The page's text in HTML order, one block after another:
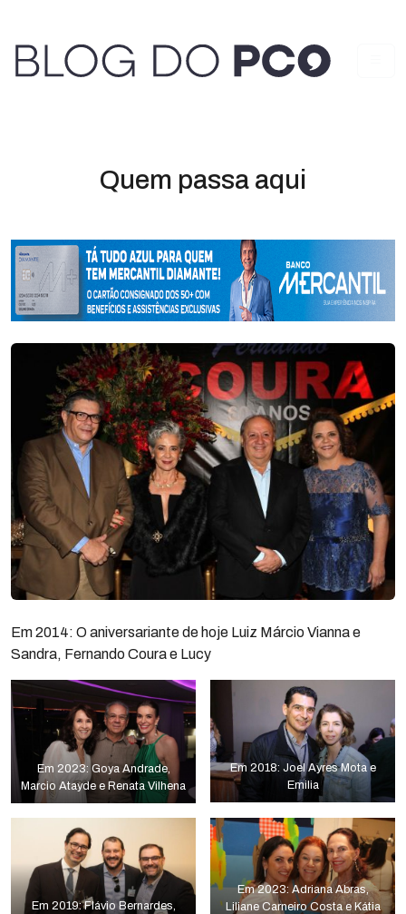
Quem passa aqui
Em 2014: O aniversariante de hoje Luiz Márcio Vianna e
Sandra, Fernando Coura e Lucy
Em 2023: Goya Andrade,
Marcio Atayde e Renata Vilhena
Em 2018: Joel Ayres Mota e
Emilia
Em 2019: Flávio Bernardes,
Em 2023: Adriana Abras,
Liliane Carneiro Costa e Kátia